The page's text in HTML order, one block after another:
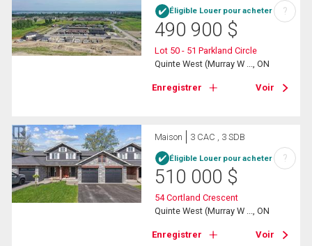
Éligible Louer pour acheter
490 900 $
Lot 50 - 51 Parkland Circle
Quinte West (Murray W ..., ON
Enregistrer Voir
?
Maison 3 CAC , 3 SDB
Éligible Louer pour acheter
510 000 $
54 Cortland Crescent
Quinte West (Murray W ..., ON
Enregistrer Voir
?